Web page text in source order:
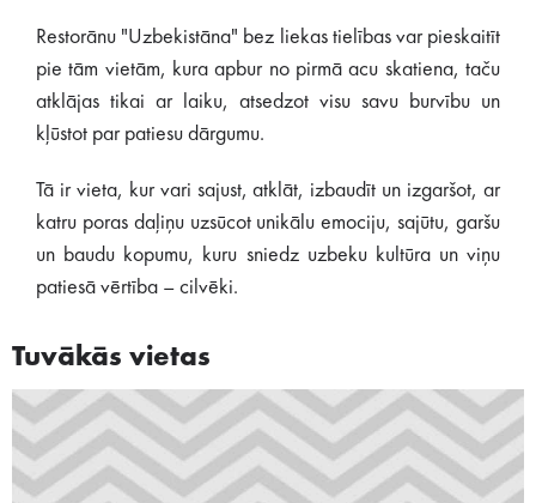
Restorānu "Uzbekistāna" bez liekas tielības var pieskaitīt
pie tām vietām, kura apbur no pirmā acu skatiena, taču
atklājas tikai ar laiku, atsedzot visu savu burvību un
kļūstot par patiesu dārgumu.
Tā ir vieta, kur vari sajust, atklāt, izbaudīt un izgaršot, ar
katru poras daļiņu uzsūcot unikālu emociju, sajūtu, garšu
un baudu kopumu, kuru sniedz uzbeku kultūra un viņu
patiesā vērtība – cilvēki.
Tuvākās vietas